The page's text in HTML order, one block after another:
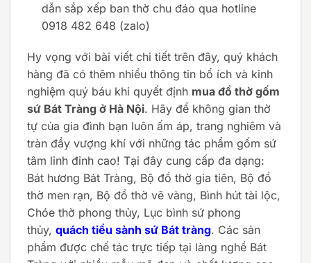
dẫn sắp xếp ban thờ chu đáo qua hotline
0918 482 648 (zalo)
Hy vọng với bài viết chi tiết trên đây, quý khách
hàng đã có thêm nhiều thông tin bổ ích và kinh
nghiệm quý báu khi quyết định mua đồ thờ gốm
sứ Bát Tràng ở Hà Nội. Hãy để không gian thờ
tự của gia đình bạn luôn ấm áp, trang nghiêm và
tràn đầy vượng khí với những tác phẩm gốm sứ
tâm linh đỉnh cao! Tại đây cung cấp đa dạng:
Bát hương Bát Tràng, Bộ đồ thờ gia tiên, Bộ đồ
thờ men rạn, Bộ đồ thờ vẽ vàng, Bình hút tài lộc,
Chóe thờ phong thủy, Lục bình sứ phong
thủy, quách tiểu sành sứ Bát tràng. Các sản
phẩm được chế tác trực tiếp tại làng nghề Bát